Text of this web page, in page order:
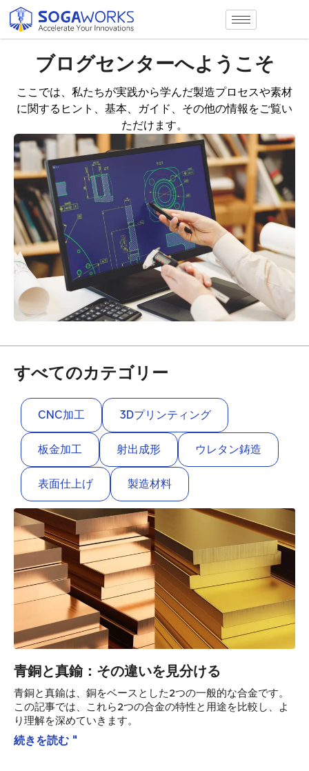
ブログセンターへようこそ
ここでは、私たちが実践から学んだ製造プロセスや素材
に関するヒント、基本、ガイド、その他の情報をご覧い
ただけます。
CNC加工 3Dプリンティング
板金加工 射出成形 ウレタン鋳造
表面仕上げ 製造材料
すべてのカテゴリー
青銅と真鍮：その違いを見分ける
青銅と真鍮は、銅をベースとした2つの一般的な合金です。
この記事では、これら2つの合金の特性と用途を比較し、よ
り理解を深めていきます。
続きを読む "